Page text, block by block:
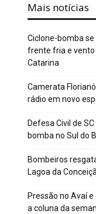
Mais notícias
Ciclone-bomba
frente fria e vento
Catarina
Camerata
rádio em novo
Defesa Civil de
bomba no Sul do
Bombeiros
Lagoa da
Pressão no Avaí
a coluna da